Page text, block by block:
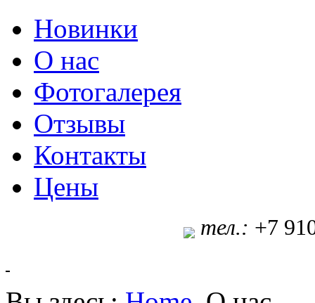
Новинки
О нас
Фотогалерея
Отзывы
Контакты
Цены
тел.: +7